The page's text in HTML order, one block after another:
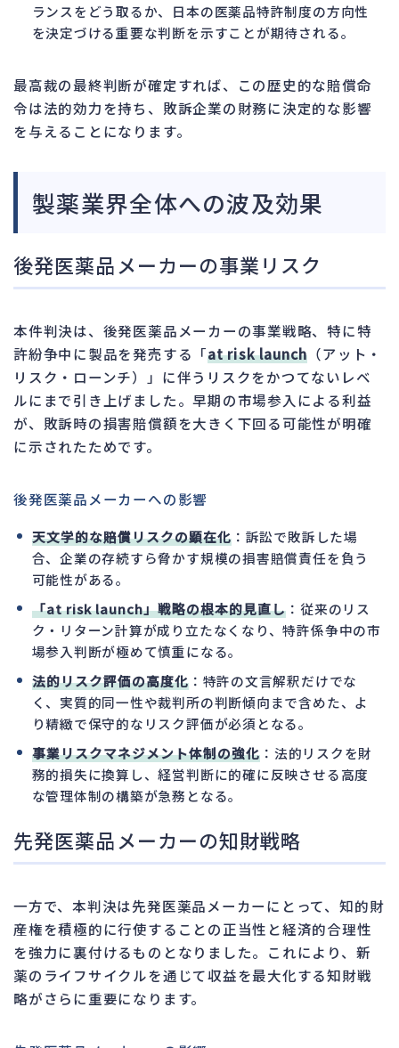
ランスをどう取るか、日本の医薬品特許制度の方向性
を決定づける重要な判断を示すことが期待される。
最高裁の最終判断が確定すれば、この歴史的な賠償命
令は法的効力を持ち、敗訴企業の財務に決定的な影響
を与えることになります。
製薬業界全体への波及効果
後発医薬品メーカーの事業リスク
本件判決は、後発医薬品メーカーの事業戦略、特に特
許紛争中に製品を発売する「at risk launch （アット・
リスク・ローンチ）」に伴うリスクをかつてないレベ
ルにまで引き上げました。早期の市場参入による利益
が、敗訴時の損害賠償額を大きく下回る可能性が明確
に示されたためです。
後発医薬品メーカーへの影響
天文学的な賠償リスクの顕在化：訴訟で敗訴した場
合、企業の存続すら脅かす規模の損害賠償責任を負う
可能性がある。
「at risk launch」戦略の根本的見直し ：従来のリス
ク・リターン計算が成り立たなくなり、特許係争中の市
場参入判断が極めて慎重になる。
法的リスク評価の高度化：特許の文言解釈だけでな
く、実質的同一性や裁判所の判断傾向まで含めた、よ
り精緻で保守的なリスク評価が必須となる。
事業リスクマネジメント体制の強化 ：法的リスクを財
務的損失に換算し、経営判断に的確に反映させる高度
な管理体制の構築が急務となる。
先発医薬品メーカーの知財戦略
一方で、本判決は先発医薬品メーカーにとって、知的財
産権を積極的に行使することの正当性と経済的合理性
を強力に裏付けるものとなりました。これにより、新
薬のライフサイクルを通じて収益を最大化する知財戦
略がさらに重要になります。